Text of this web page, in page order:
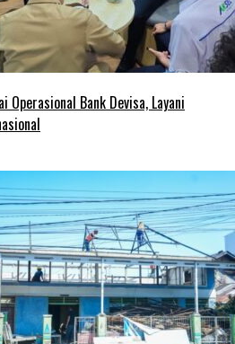
Operasional Bank Devisa, Layani